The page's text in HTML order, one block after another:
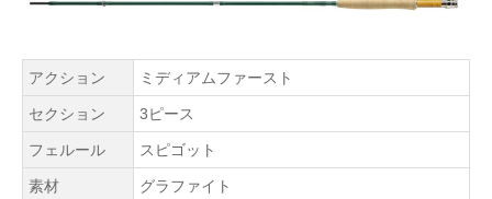
アクション ミディアムファースト
セクション 3ピース
フェルール スピゴット
素材 グラファイト